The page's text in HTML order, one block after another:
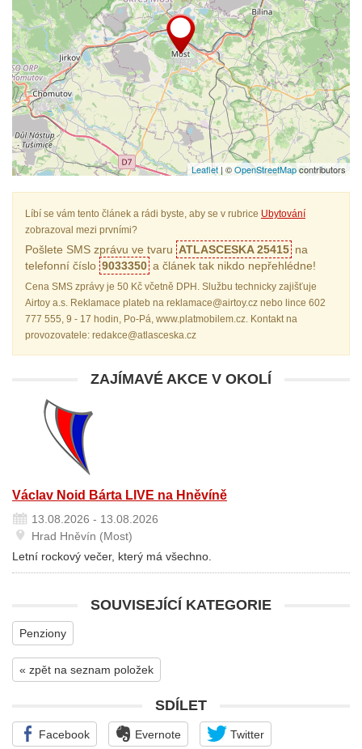
Leaflet | ©OpenStreetMapcontributors
Líbí se vám tento článek a rádi byste, aby se v rubrice Ubytování
zobrazoval mezi prvními?
Pošlete SMS zprávu ve tvaru ATLASCESKA 25415 na
telefonní číslo 9033350 a článek tak nikdo nepřehlédne!
Cena SMS zprávy je 50 Kč včetně DPH. Službu technicky zajišťuje
Airtoy a.s. Reklamace plateb na reklamace@airtoy.cz nebo lince 602
777 555, 9 - 17 hodin, Po-Pá, www.platmobilem.cz. Kontakt na
provozovatele: redakce@atlasceska.cz
ZAJÍMAVÉ AKCE V OKOLÍ
Václav Noid Bárta LIVE na Hněvíně
13.08.2026 - 13.08.2026
Hrad Hněvín (Most)
Letní rockový večer, který má všechno.
SOUVISEJÍCÍ KATEGORIE
Penziony
« zpět na seznam položek
SDÍLET
Facebook Evernote Twitter